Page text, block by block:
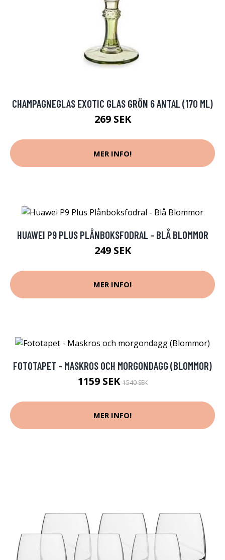
CHAMPAGNEGLAS EXOTIC GLAS GRÖN 6 ANTAL (170 ML)
269 SEK
MER INFO!
HUAWEI P9 PLUS PLÅNBOKSFODRAL - BLÅ BLOMMOR
249 SEK
MER INFO!
FOTOTAPET - MASKROS OCH MORGONDAGG (BLOMMOR)
1159 SEK1540 SEK
MER INFO!